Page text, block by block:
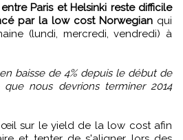
Paris et Helsinki reste difficile
par la low cost Norwegian qui
(lundi, mercredi, vendredi) à
baisse de 4% depuis le début de
nous devrions terminer 2014
sur le yield de la low cost afin